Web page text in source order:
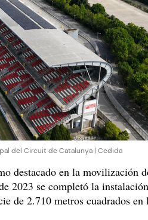
del Circuit de Catalunya | Cedida
destacado en la movilización
2023 se completó la
de 2.710 metros cuadrados en